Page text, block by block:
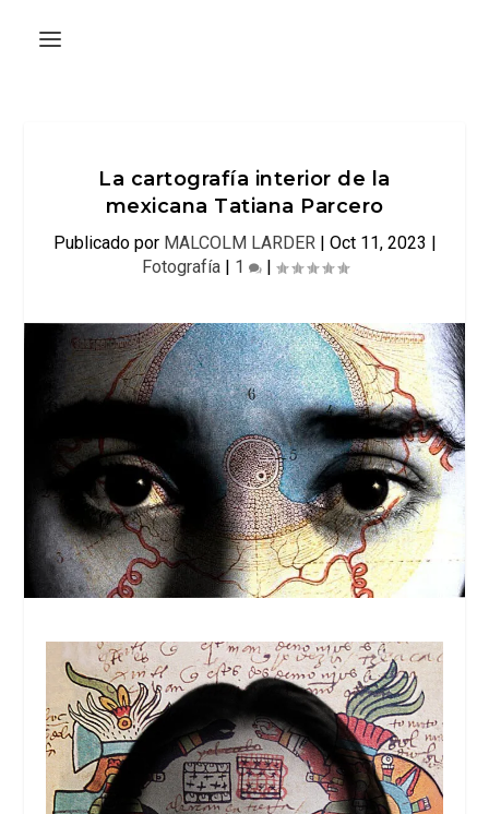
La cartografía interior de la
mexicana Tatiana Parcero
Publicado por MALCOLM LARDER| Oct 11, 2023 |
Fotografía| 1 |